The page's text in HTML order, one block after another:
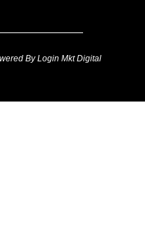
By Login Mkt Digital